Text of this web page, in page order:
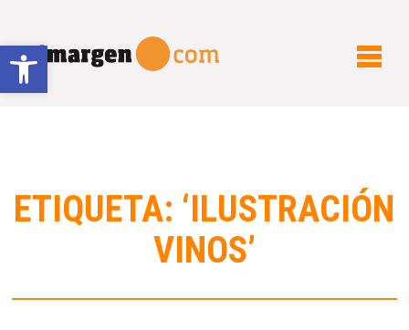
Abrir barra de herramientas
ETIQUETA: ‘ILUSTRACIÓN
VINOS’